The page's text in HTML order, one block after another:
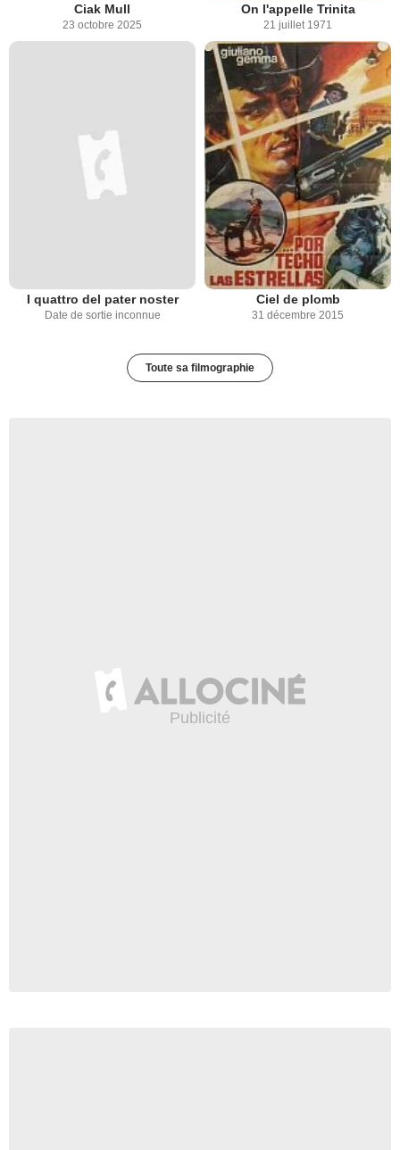
Ciak Mull
23 octobre 2025
On l'appelle Trinita
21 juillet 1971
I quattro del pater noster
Date de sortie inconnue
Ciel de plomb
31 décembre 2015
Toute sa filmographie